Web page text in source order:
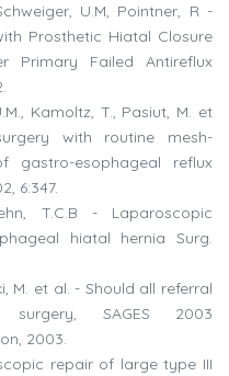
U.M, Pointner, R -
Prosthetic Hiatal Closure
Primary Failed Antireflux
Kamoltz, T., Pasiut, M. et
with routine mesh-
esophageal reflux
6:347.
T.C.B - Laparoscopic
hiatal hernia Surg.
M. et al. - Should all referral
SAGES 2003
2003.
repair of large type III